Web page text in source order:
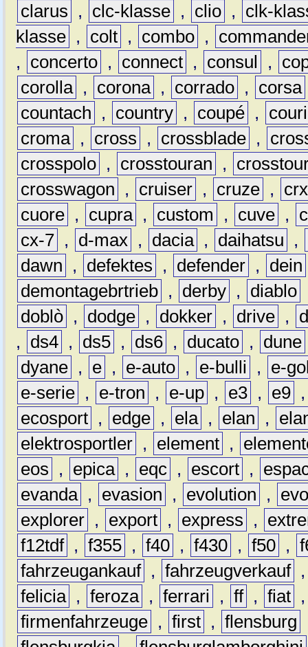
clarus
, clc-klasse , clio ,
clk-
klasse , colt , combo ,
,
concerto , connect , consul ,
corolla , corona , corrado , corsa
countach
, country , coupé ,
croma , cross , crossblade ,
crosspolo , crosstouran ,
crosswagon
, cruiser , cruze ,
crx
cuore , cupra , custom , cuve ,
cx-7 , d-max , dacia , daihatsu
,
dawn
, defektes , defender , dein
demontagebrtrieb , derby , diablo
doblò , dodge , dokker , drive ,
,
ds4 , ds5 , ds6 , ducato , dune
dyane , e , e-auto , e-bulli ,
e-
e-serie , e-tron , e-up , e3 , e9
ecosport , edge , ela , elan ,
elektrosportler , element ,
eos
, epica , eqc , escort ,
evanda , evasion , evolution ,
explorer , export , express ,
f12tdf , f355 , f40 , f430 , f50 ,
fahrzeugankauf , fahrzeugverkauf
felicia , feroza , ferrari , ff , fiat
firmenfahrzeuge , first , flensburg